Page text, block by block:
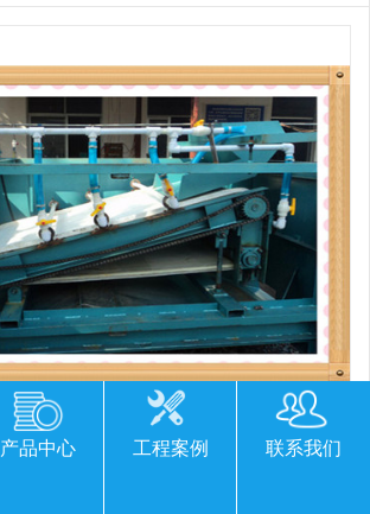
平板磁选机胶带那里有
产品中心 工程案例 联系我们